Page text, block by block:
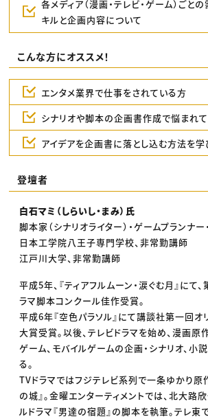
各メディア（漫画・テレビ・ゲーム）ごと
キルと企画内容について
こんな方にオススメ！
エンタメ業界で仕事をされている方
シナリオや脚本の企画書作成で悩まれ
アイデアを企画書に落とし込む方法を
登壇者
白石マミ（しらいし・まみ）氏
脚本家（シナリオライター）・ゲームプランナ
日本工学院八王子専門学校、非常勤講師
江戸川大学、非常勤講師
平成5年、『ティアフルムーン・涙ぐむ月』にて
ラマ脚本コンクール佳作受賞。
平成6年『空色パラソル』にて講談社第一回オ
大賞受賞。以後、テレビドラマを始め、漫画原
ゲーム、モバイルゲームの企画・シナリオ、小
る。
TVドラマではフジテレビ系列で一条ゆかり原
の城』。金曜エンターティメントでは、北大路
ルドラマ『男達の宿題』の脚本を執筆。テレ